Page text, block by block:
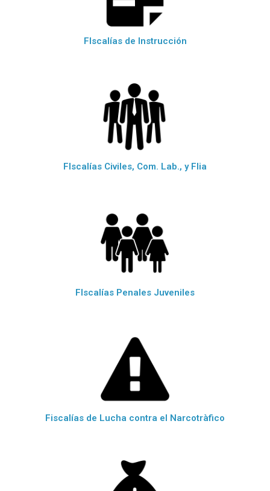
FIscalías de Instrucción
FIscalías Civiles, Com. Lab., y Flia
FIscalías Penales Juveniles
Fiscalías de Lucha contra el Narcotràfico